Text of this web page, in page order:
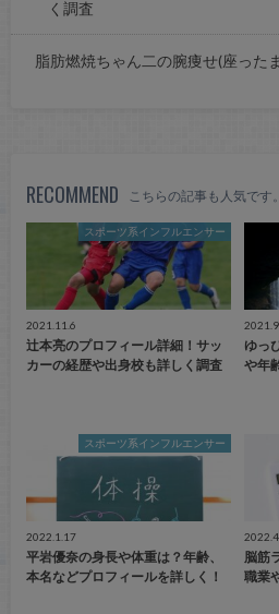
く調査
脂肪燃焼ちゃん二の腕痩せ(座った
RECOMMEND こちらの記事も人気です。
スポーツ系インフルエンサー
2021.11.6
辻本亮のプロフィール詳細！サッ
カーの経歴や出身校も詳しく調査
ゆっ
や年
スポーツ系インフルエンサー
2022.1.17
平岩優奈の身長や体重は？年齢、
本名などプロフィールを詳しく！
脳筋
職業